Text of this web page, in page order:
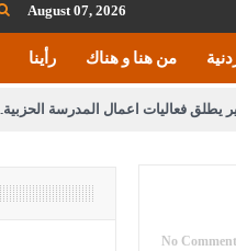
August 07, 2026
رأينا من هنا و هناك
يطلق فعاليات اعمال المدرسة
يقر مشروع تعديل قانون الملكية
(الدفعة الثالثة) إلى مراجعة منصة خدمة
No